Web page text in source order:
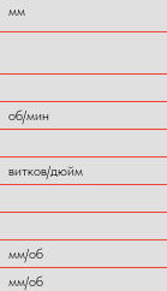
мм
об/мин
витков/дюйм
мм/об
мм/об